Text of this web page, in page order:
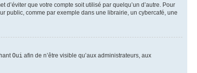
que votre compte soit utilisé par quelqu’un d’autre. Pour
public, comme par exemple dans une librairie, un cybercafé, une
Oui afin de n’être visible qu’aux administrateurs, aux